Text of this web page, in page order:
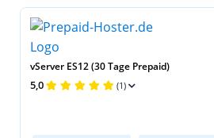
vServer ES12 (30 Tage Prepaid)
5,0 (1)